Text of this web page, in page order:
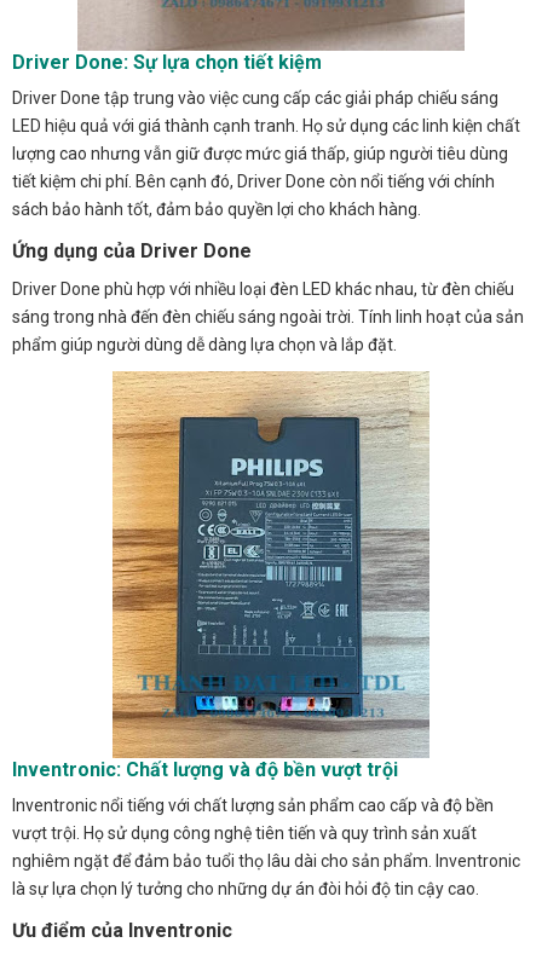
Driver Done: Sự lựa chọn tiết kiệm
Driver Done tập trung vào việc cung cấp các giải pháp chiếu sáng
LED hiệu quả với giá thành cạnh tranh. Họ sử dụng các linh kiện chất
lượng cao nhưng vẫn giữ được mức giá thấp, giúp người tiêu dùng
tiết kiệm chi phí. Bên cạnh đó, Driver Done còn nổi tiếng với chính
sách bảo hành tốt, đảm bảo quyền lợi cho khách hàng.
Ứng dụng của Driver Done
Driver Done phù hợp với nhiều loại đèn LED khác nhau, từ đèn chiếu
sáng trong nhà đến đèn chiếu sáng ngoài trời. Tính linh hoạt của sản
phẩm giúp người dùng dễ dàng lựa chọn và lắp đặt.
Inventronic: Chất lượng và độ bền vượt trội
Inventronic nổi tiếng với chất lượng sản phẩm cao cấp và độ bền
vượt trội. Họ sử dụng công nghệ tiên tiến và quy trình sản xuất
nghiêm ngặt để đảm bảo tuổi thọ lâu dài cho sản phẩm. Inventronic
là sự lựa chọn lý tưởng cho những dự án đòi hỏi độ tin cậy cao.
Ưu điểm của Inventronic